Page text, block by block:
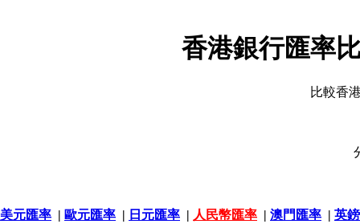
香港銀行匯率
比較香
美元匯率 | 歐元匯率 | 日元匯率 | 人民幣匯率 | 澳門匯率 | 英